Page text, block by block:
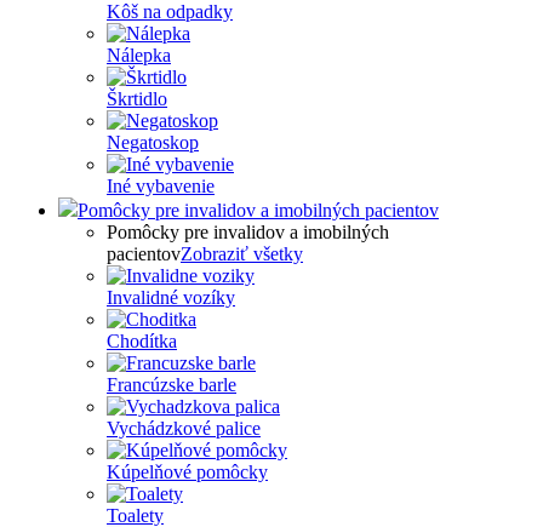
Kôš na odpadky
Nálepka
Škrtidlo
Negatoskop
Iné vybavenie
Pomôcky pre invalidov a imobilných pacientov
Pomôcky pre invalidov a imobilných
pacientovZobraziť všetky
Invalidné vozíky
Chodítka
Francúzske barle
Vychádzkové palice
Kúpelňové pomôcky
Toalety